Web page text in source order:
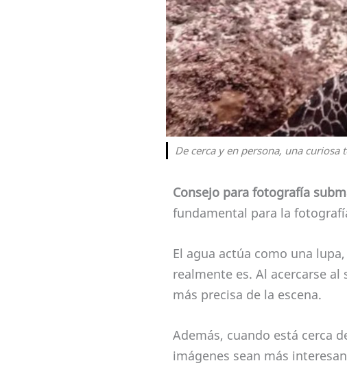
De cerca y en persona, una curiosa
Consejo para fotografía
fundamental para la
El agua actúa como una
realmente es. Al acercarse
más precisa de la escena.
Además, cuando está cerca
imágenes sean más